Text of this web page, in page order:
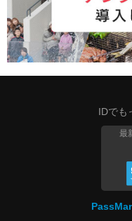
IDでも
最